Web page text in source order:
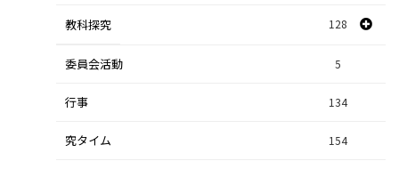
教科探究 128
スポーツ探究 1
課題研究 84
自然探究 2
委員会活動 5
行事 134
究タイム 154